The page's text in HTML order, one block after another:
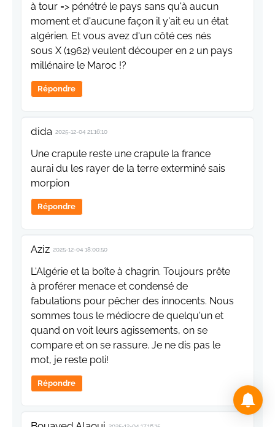
à tour => pénétré le pays sans qu'à aucun
moment et d'aucune façon il y'ait eu un état
algérien. Et vous avez d'un côté ces nés
sous X (1962) veulent découper en 2 un pays
millénaire le Maroc !?
Répondre
dida 2025-12-04 21:16:10
Une crapule reste une crapule la france
aurai du les rayer de la terre exterminé sais
morpion
Répondre
Aziz 2025-12-04 18:00:50
L'Algérie et la boîte à chagrin. Toujours prête
à proférer menace et condensé de
fabulations pour pêcher des innocents. Nous
sommes tous le médiocre de quelqu'un et
quand on voit leurs agissements, on se
compare et on se rassure. Je ne dis pas le
mot, je reste poli!
Répondre